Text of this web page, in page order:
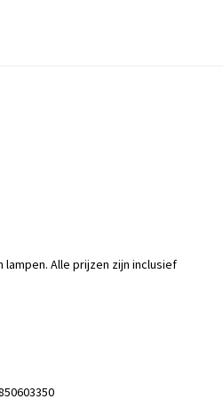
Alle prijzen zijn inclusief